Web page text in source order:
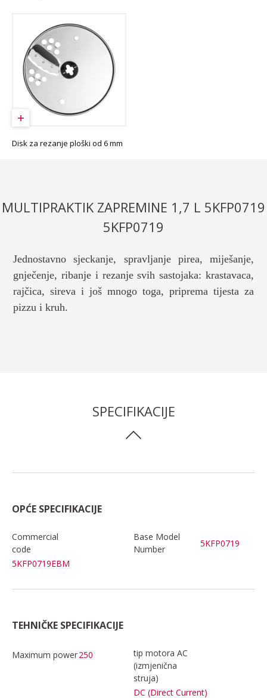
Disk za rezanje ploški od 6 mm
MULTIPRAKTIK ZAPREMINE 1,7 L 5KFP0719
5KFP0719
Jednostavno sjeckanje, spravljanje pirea, miješanje,
gnječenje, ribanje i rezanje svih sastojaka: krastavaca,
rajčica, sireva i još mnogo toga, priprema tijesta za
pizzu i kruh.
SPECIFIKACIJE
OPĆE SPECIFIKACIJE
Commercial
code
5KFP0719EBM
Base Model
Number
5KFP0719
TEHNIČKE SPECIFIKACIJE
Maximum power250
tip motora AC
(izmjenična
struja)
DC (Direct Current)